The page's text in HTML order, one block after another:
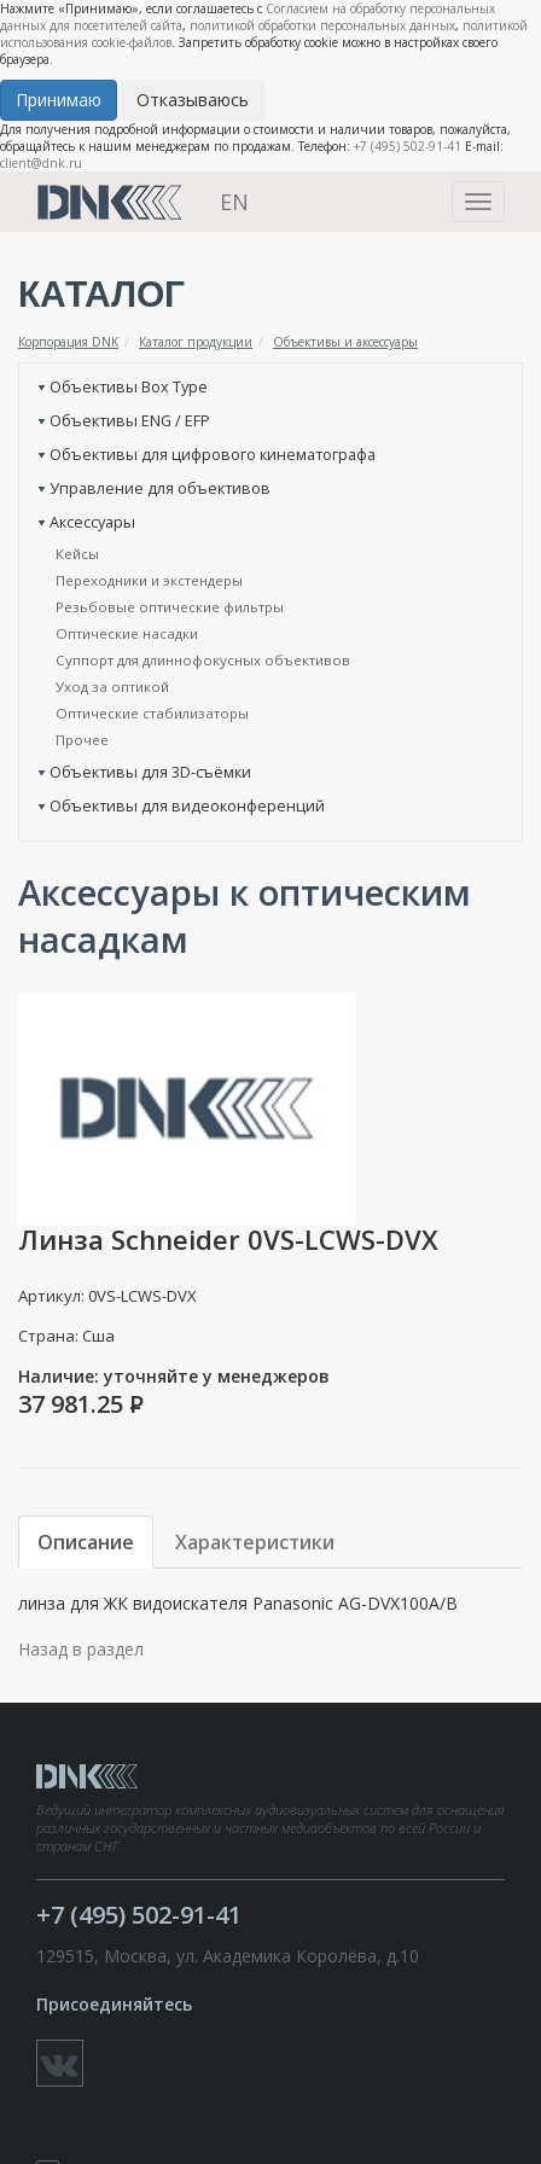
Нажмите «Принимаю», если соглашаетесь с Согласием на обработку персональных
данных для посетителей сайта, политикой обработки персональных данных, политикой
использования cookie-файлов. Запретить обработку cookie можно в настройках своего
браузера.
Принимаю Отказываюсь
Для получения подробной информации о стоимости и наличии товаров, пожалуйста,
обращайтесь к нашим менеджерам по продажам. Телефон: +7 (495) 502-91-41 E-mail:
client@dnk.ru
Toggle
EN
КАТАЛОГ
Корпорация DNK Каталог продукции Объективы и аксессуары
Объективы Box Type
Объективы ENG / EFP
Объективы для цифрового кинематографа
Управление для объективов
Аксессуары
Кейсы
Переходники и экстендеры
Резьбовые оптические фильтры
Оптические насадки
Суппорт для длиннофокусных объективов
Уход за оптикой
Оптические стабилизаторы
Прочее
Объективы для 3D-съёмки
Объективы для видеоконференций
Аксессуары к оптическим
насадкам
Линза Schneider 0VS-LCWS-DVX
Артикул: 0VS-LCWS-DVX
Страна: Сша
Наличие: уточняйте у менеджеров
37 981.25 P
Описание Характеристики
линза для ЖК видоискателя Panasonic AG-DVX100A/B
Назад в раздел
Ведущий интегратор комплексных аудиовизуальных систем для оснащения
различных государственных и частных медиаобъектов по всей России и
странам СНГ.
+7 (495) 502-91-41
129515, Москва, ул. Академика Королёва, д.10
Присоединяйтесь